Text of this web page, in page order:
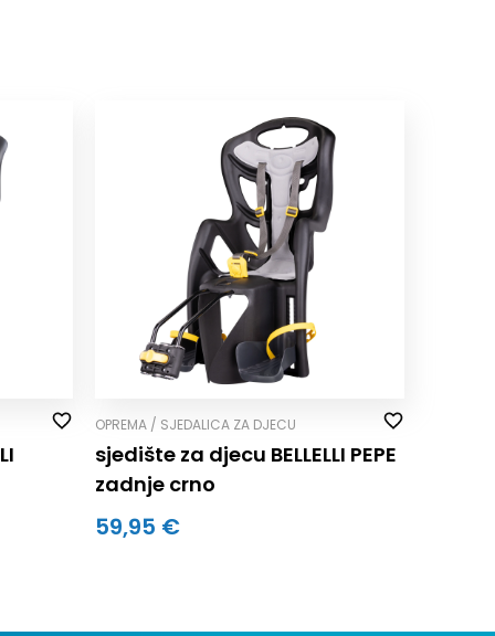
OPREMA / SJEDALICA ZA DJECU
sjedište za djecu BELLELLI PEPE
zadnje crno
59,95 €